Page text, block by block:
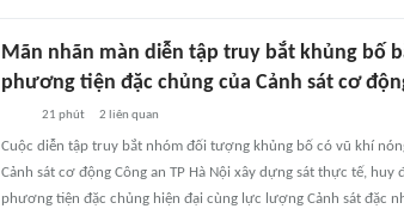
Mãn nhãn màn diễn tập truy bắt khủng bố
phương tiện đặc chủng của Cảnh sát cơ
21 phút 2 liên quan
Cuộc diễn tập truy bắt nhóm đối tượng khủng bố có vũ khí
Cảnh sát cơ động Công an TP Hà Nội xây dựng sát thực tế, huy
phương tiện đặc chủng hiện đại cùng lực lượng Cảnh sát đặc